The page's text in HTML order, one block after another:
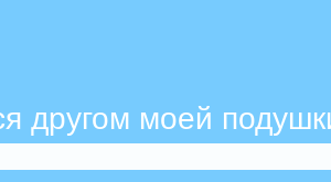
другом моей